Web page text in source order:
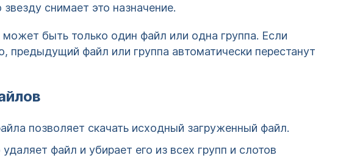
снимает это назначение.
быть только один файл или одна группа. Если
предыдущий файл или группа автоматически перестанут
позволяет скачать исходный загруженный файл.
удаляет файл и убирает его из всех групп и слотов